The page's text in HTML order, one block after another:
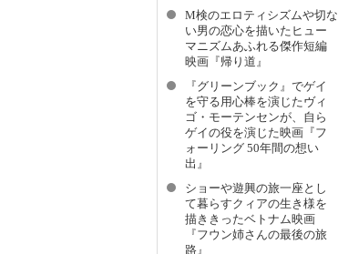
M検のエロティシズムや切な
い男の恋心を描いたヒュー
マニズムあふれる傑作短編
映画『帰り道』
『グリーンブック』でゲイ
を守る用心棒を演じたヴィ
ゴ・モーテンセンが、自ら
ゲイの役を演じた映画『フ
ォーリング 50年間の想い
出』
ショーや遊興の旅一座とし
て暮らすクィアの生き様を
描ききったベトナム映画
『フウン姉さんの最後の旅
路』